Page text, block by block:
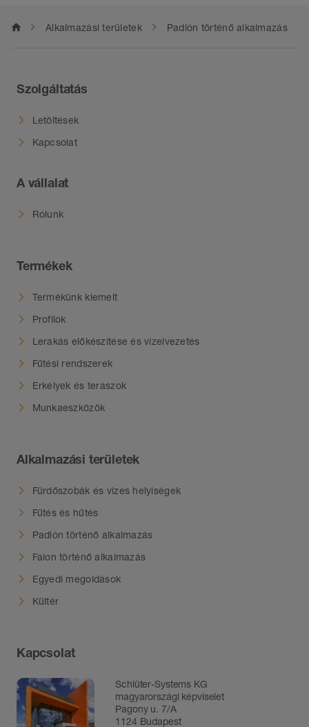
home Alkalmazási területek Padlón történő alkalmazás
Szolgáltatás
Letöltések
Kapcsolat
A vállalat
Rólunk
Termékek
Termékünk kiemelt
Profilok
Lerakás előkészítése és vízelvezetés
Fűtési rendszerek
Erkélyek és teraszok
Munkaeszközök
Alkalmazási területek
Fürdőszobák és vizes helyiségek
Fűtés és hűtés
Padlón történő alkalmazás
Falon történő alkalmazás
Egyedi megoldások
Kültér
Kapcsolat
Schlüter-Systems KG
magyarországi képviselet
Pagony u. 7/A
1124 Budapest